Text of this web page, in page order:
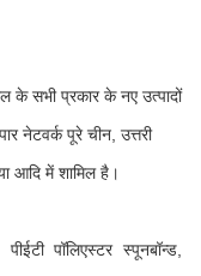
के सभी प्रकार के नए उत्पादों
नेटवर्क पूरे चीन, उत्तरी
आदि में शामिल है।
पॉलिएस्टर स्पूनबॉन्ड,